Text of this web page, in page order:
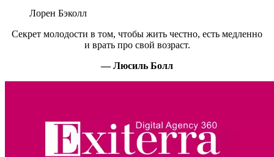
Лорен Бэколл
Секрет молодости в том, чтобы жить честно, есть медленно
и врать про свой возраст.
— Люсиль Болл